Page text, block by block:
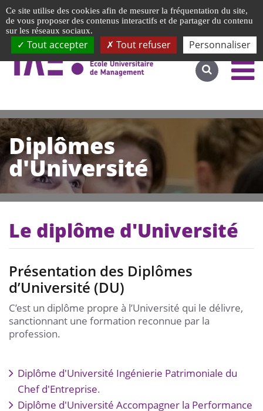
Accéder au site complet
Diplômes
d'Université
Le diplôme d'Université
Présentation des Diplômes
d’Université (DU)
C’est un diplôme propre à l’Université qui le délivre,
sanctionnant une formation reconnue par la
profession.
Diplôme d'Université Ingénierie Patrimoniale du
Chef d'Entreprise.
Diplôme d'Université Accompagner la Performance
Ce site utilise des cookies afin de mesurer la fréquentation du site,
de vous proposer des contenus interactifs et de partager du contenu
sur les réseaux sociaux.
Tout accepter Tout refuser Personnaliser